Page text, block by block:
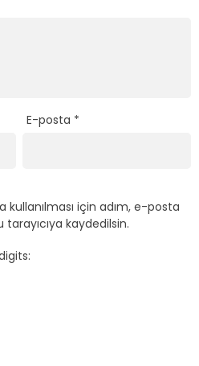
E-posta *
kullanılması için adım, e-posta
kaydedilsin.